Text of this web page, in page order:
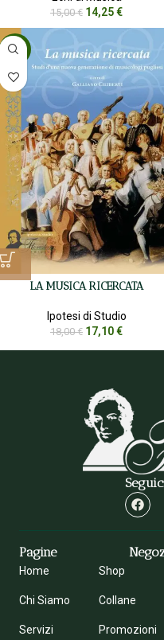
15,00€ 14,25€
-5%
LA MUSICA RICERCATA
Ipotesi di Studio
18,00€ 17,10€
Pagine
Home
Chi Siamo
Servizi
Shop
Collane
Promozioni